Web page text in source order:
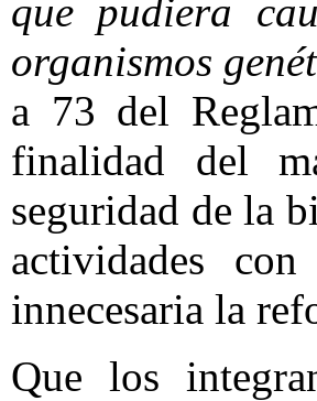
que pudiera
organismos
a 73 del
finalidad del
seguridad de la
actividades
innecesaria la
Que los